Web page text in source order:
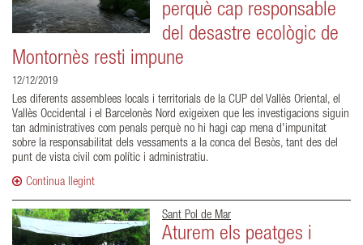
perquè cap responsable
del desastre ecològic de
Montornès resti impune
12/12/2019
Les diferents assemblees locals i territorials de la CUP del Vallès Oriental, el
Vallès Occidental i el Barcelonès Nord exigeixen que les investigacions siguin
tan administratives com penals perquè no hi hagi cap mena d'impunitat
sobre la responsabilitat dels vessaments a la conca del Besòs, tant des del
punt de vista civil com polític i administratiu.
Continua llegint
Sant Pol de Mar
Aturem els peatges i